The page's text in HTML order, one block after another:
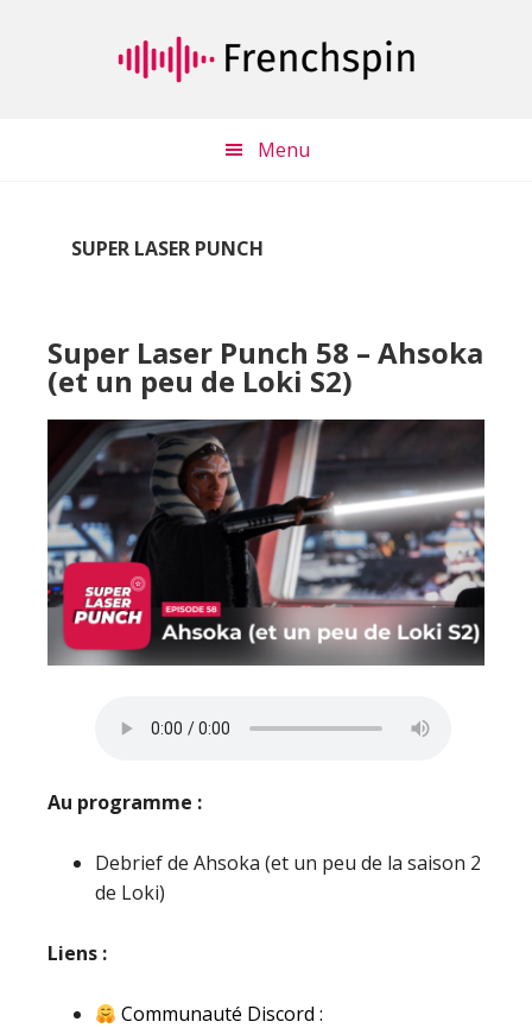
Menu
SUPER LASER PUNCH
Super Laser Punch 58 – Ahsoka
(et un peu de Loki S2)
Au programme :
Debrief de Ahsoka (et un peu de la saison 2
de Loki)
Liens :
Communauté Discord :